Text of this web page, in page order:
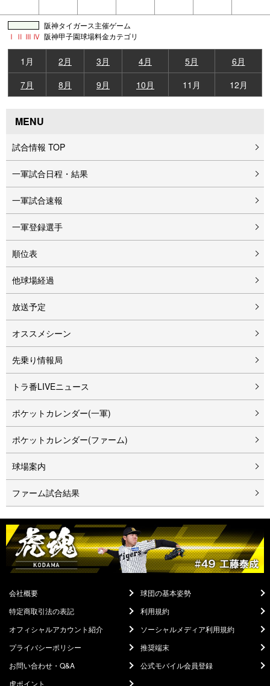
阪神タイガース主催ゲーム
Ⅰ Ⅱ Ⅲ Ⅳ 阪神甲子園球場料金カテゴリ
1月 2月 3月 4月 5月
6月
7月
8月 9月 10月 11月 12月
MENU
試合情報 TOP
一軍試合日程・結果
一軍試合速報
一軍登録選手
順位表
他球場経過
放送予定
オススメシーン
先乗り情報局
トラ番LIVEニュース
ポケットカレンダー(一軍)
ポケットカレンダー(ファーム)
球場案内
ファーム試合結果
会社概要
球団の基本姿勢
特定商取引法の表記
利用規約
オフィシャルアカウント紹介
ソーシャルメディア利用規約
プライバシーポリシー
推奨端末
お問い合わせ・Q&A
公式モバイル会員登録
虎ポイント